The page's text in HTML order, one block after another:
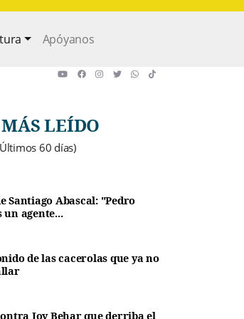
Apóyanos
MÁS LEÍDO
60 días)
Santiago Abascal: "Pedro
un agente...
de las cacerolas que ya no
Joy Behar que derriba el